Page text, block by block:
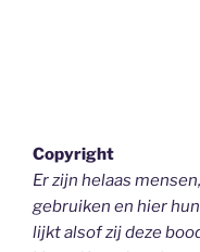
Copyright
Er zijn helaas
gebruiken en hier
lijkt alsof zij deze